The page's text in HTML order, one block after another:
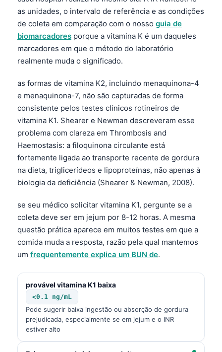
as unidades, o intervalo de referência e as condições
de coleta em comparação com o nosso guia de
biomarcadores porque a vitamina K é um daqueles
marcadores em que o método do laboratório
realmente muda o significado.
as formas de vitamina K2, incluindo menaquinona-4
e menaquinona-7, não são capturadas de forma
consistente pelos testes clínicos rotineiros de
vitamina K1. Shearer e Newman descreveram esse
problema com clareza em Thrombosis and
Haemostasis: a filoquinona circulante está
fortemente ligada ao transporte recente de gordura
na dieta, triglicerídeos e lipoproteínas, não apenas à
biologia da deficiência (Shearer & Newman, 2008).
se seu médico solicitar vitamina K1, pergunte se a
coleta deve ser em jejum por 8-12 horas. A mesma
questão prática aparece em muitos testes em que a
comida muda a resposta, razão pela qual mantemos
um frequentemente explica um BUN de.
provável vitamina K1 baixa
<0.1 ng/mL
Pode sugerir baixa ingestão ou absorção de gordura
prejudicada, especialmente se em jejum e o INR
estiver alto